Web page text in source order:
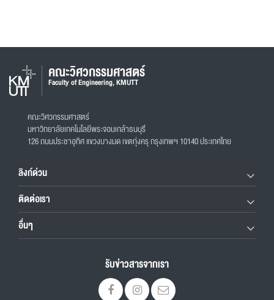
คณะวิศวกรรมศาสตร์
Faculty of Engineering, KMUTT
คณะวิศวกรรมศาสตร์
มหาวิทยาลัยเทคโนโลยีพระจอมเกล้าธนบุรี
126 ถนนประชาอุทิศ แขวงบางมด เขตทุ่งครุ กรุงเทพฯ 10140 ประเทศไทย
ลิงก์ด่วน
ติดต่อเรา
อื่นๆ
รับข่าวสารจากเรา